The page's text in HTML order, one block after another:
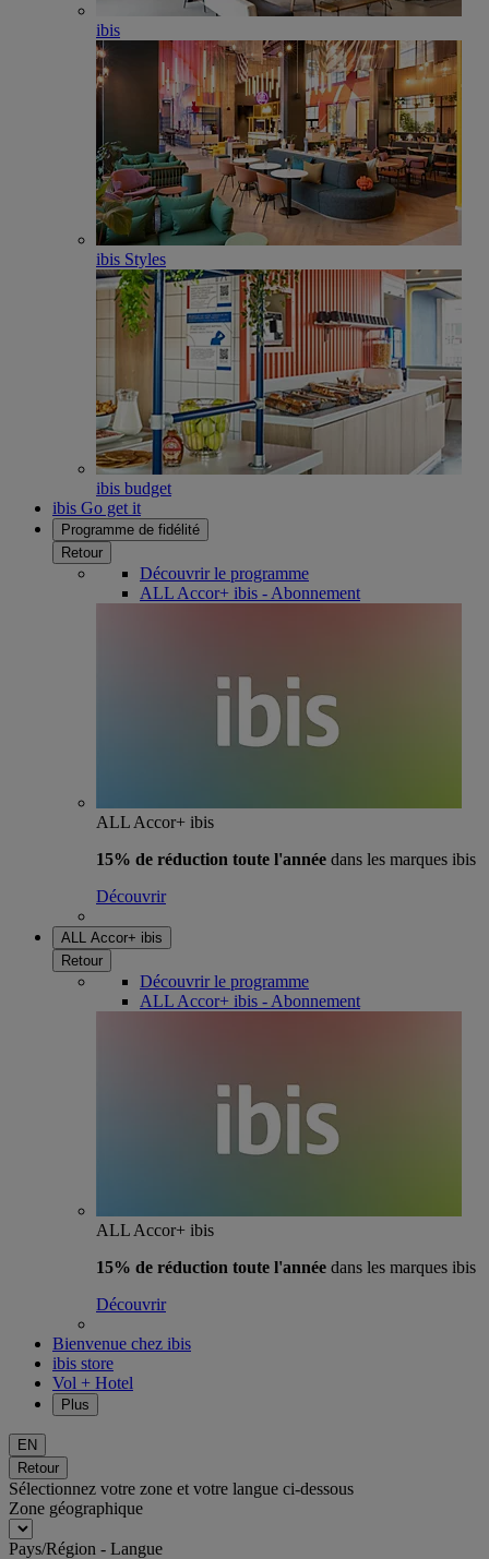
ibis
ibis Styles
ibis budget
ibis Go get it
Programme de fidélité
Retour
Découvrir le programme
ALL Accor+ ibis - Abonnement
ALL Accor+ ibis
15% de réduction toute l'année dans les marques ibis
Découvrir
ALL Accor+ ibis
Retour
Découvrir le programme
ALL Accor+ ibis - Abonnement
ALL Accor+ ibis
15% de réduction toute l'année dans les marques ibis
Découvrir
Bienvenue chez ibis
ibis store
Vol + Hotel
Plus
EN
Retour
Sélectionnez votre zone et votre langue ci-dessous
Zone géographique
Pays/Région - Langue